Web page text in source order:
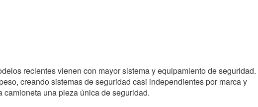
recientes vienen con mayor sistema y equipamiento de seguridad.
creando sistemas de seguridad casi independientes por marca y
camioneta una pieza única de seguridad.